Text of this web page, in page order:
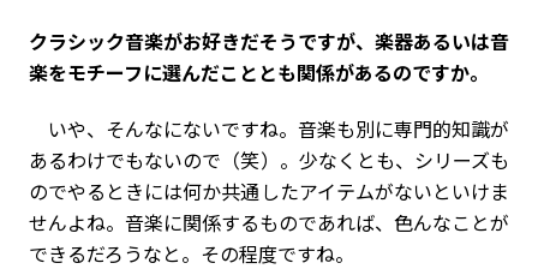
――クラシック音楽がお好きだそうですが、楽器あるいは音
楽をモチーフに選んだこととも関係があるのですか。
いや、そんなにないですね。音楽も別に専門的知識が
あるわけでもないので（笑）。少なくとも、シリーズも
のでやるときには何か共通したアイテムがないといけま
せんよね。音楽に関係するものであれば、色んなことが
できるだろうなと。その程度ですね。